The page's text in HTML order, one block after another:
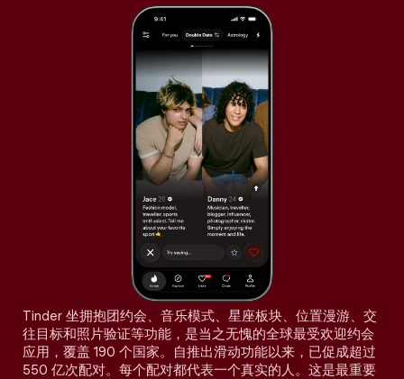
Tinder 坐拥抱团约会、音乐模式、星座板块、位置漫游、交
往目标和照片验证等功能，是当之无愧的全球最受欢迎约会
应用，覆盖 190 个国家。自推出滑动功能以来，已促成超过
550 亿次配对。每个配对都代表一个真实的人。这是最重要